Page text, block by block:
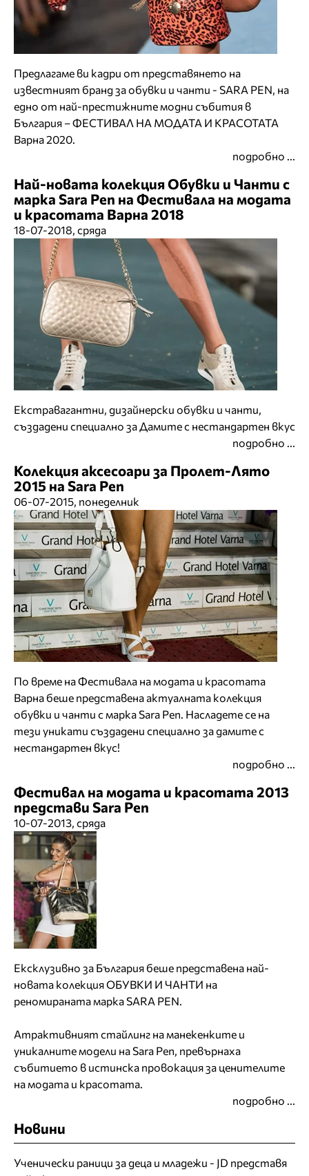
Предлагаме ви кадри от представянето на
известният бранд за обувки и чанти - SARA PEN, на
едно от най-престижните модни събития в
България – ФЕСТИВАЛ НА МОДАТА И КРАСОТАТА
Варна 2020.
подробно ...
Най-новата колекция Обувки и Чанти с
марка Sara Pen на Фестивалa на модата
и красотата Варна 2018
18-07-2018, сряда
Екстравагантни, дизайнерски обувки и чанти,
създадени специално за Дамите с нестандартен вкус
подробно ...
Колекция аксесоари за Пролет-Лято
2015 на Sara Pen
06-07-2015, понеделник
По време на Фестивала на модата и красотата
Варна беше представена актуалната колекция
обувки и чанти с марка Sara Pen. Насладете се на
тези уникати създадени специално за дамите с
нестандартен вкус!
подробно ...
Фестивал на модата и красотата 2013
представи Sara Pen
10-07-2013, сряда
Ексклузивно за България беше представена най-
новата колекция ОБУВКИ И ЧАНТИ на
реномираната марка SARA PEN.
Атрактивният стайлинг на манекенките и
уникалните модели на Sara Pen, превърнаха
събитието в истинска провокация за ценителите
на модата и красотата.
подробно ...
Новини
Ученически раници за деца и младежи - JD представя